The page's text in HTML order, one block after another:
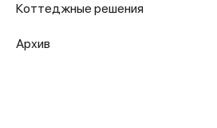
Коттеджные решения
Архив